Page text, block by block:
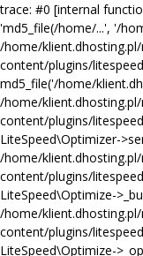
trace: #0 [internal
'md5_file(/home/...', '/
/home/
content/plugins/
md5_file('/home/
/home/
content/plugins/
LiteSpeed\Optimizer-
/home/
content/plugins/
LiteSpeed\Optimize-
/home/
content/plugins/
LiteSpeed\Optimize-